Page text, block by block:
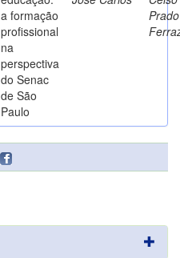
a formação
profissional
na
perspectiva
do Senac
de São
Paulo
Prado